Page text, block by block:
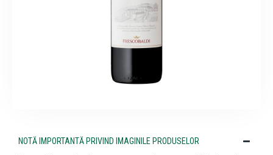
NOTĂ IMPORTANTĂ PRIVIND IMAGINILE PRODUSELOR